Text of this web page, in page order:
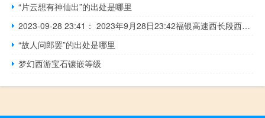
“片云想有神仙出”的出处是哪里
2023-09-28 23:41： 2023年9月28日23:42福银高速西长段西安方向六村堡立交处解除封闭,六村堡收费站出口恢复正常通行。 ​​​
“故人问郎罢”的出处是哪里
梦幻西游宝石镶嵌等级